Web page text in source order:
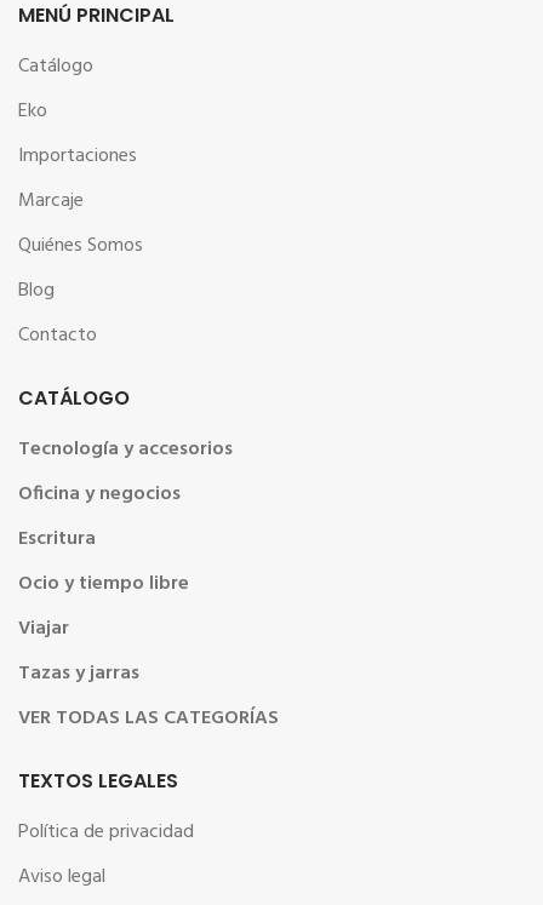
MENÚ PRINCIPAL
Catálogo
Eko
Importaciones
Marcaje
Quiénes Somos
Blog
Contacto
CATÁLOGO
Tecnología y accesorios
Oficina y negocios
Escritura
Ocio y tiempo libre
Viajar
Tazas y jarras
VER TODAS LAS CATEGORÍAS
TEXTOS LEGALES
Política de privacidad
Aviso legal